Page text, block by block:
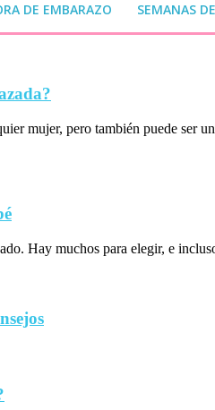
DE EMBARAZO SEMANAS
mujer, pero también puede ser
Hay muchos para elegir, e